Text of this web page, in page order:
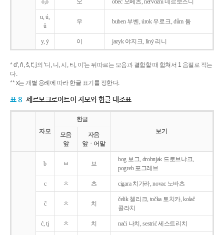
o,ó 오 obec 오베츠, nervózni 네르보즈니
u, ú,
ů
우 buben 부벤, úrok 우로크, dům 둠
y, ý 이 jazyk야지크, líný 리니
* d', ň, š, t', j의 '디, 니, 시, 티, 이'는 뒤따르는 모음과 결합할 때 합쳐서 1 음절로 적는
다.
** x는 개별 용례에 따라 한글 표기를 정한다.
표 8 세르보크로아트어 자모와 한글 대조표
자모
한글
보기
모음
앞
자음
앞ㆍ어말
b ㅂ 브
bog 보그, drobnjak 드로브냐크,
pogreb 포그레브
c ㅊ 츠 cigara 치가라, novac 노바츠
č ㅊ 치
čelik 첼리크, točka 토치카, kolač
콜라치
ć, tj ㅊ 치 naći 나치, sestrić 세스트리치